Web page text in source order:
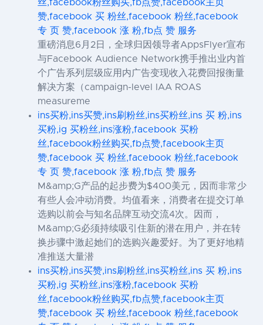
丝,facebook粉丝购买,fb点赞,facebook主页
赞,facebook 买 粉丝,facebook 粉丝,facebook
专 页 赞,facebook 涨 粉,fb点 赞 服务
重磅消息6月2日，全球归因领导者AppsFlyer宣布
与Facebook Audience Network携手推出业内首
个广告系列层级应用内广告变现收入花费回报衡量
解决方案（campaign-level IAA ROAS
measureme
ins买粉,ins买赞,ins刷粉丝,ins买粉丝,ins 买 粉,ins
买粉,ig 买粉丝,ins涨粉,facebook 买粉
丝,facebook粉丝购买,fb点赞,facebook主页
赞,facebook 买 粉丝,facebook 粉丝,facebook
专 页 赞,facebook 涨 粉,fb点 赞 服务
M&amp;G产品的起步费为$400美元，因而非常少
有些人会冲动消费。均值看来，消费者在提交订单
选购以前会与知名品牌互动交流4次。因而，
M&amp;G必须持续吸引住新的潜在用户，并在转
换步骤中激起她们的选购兴趣爱好。为了更好地精
准推送大量潜
ins买粉,ins买赞,ins刷粉丝,ins买粉丝,ins 买 粉,ins
买粉,ig 买粉丝,ins涨粉,facebook 买粉
丝,facebook粉丝购买,fb点赞,facebook主页
赞,facebook 买 粉丝,facebook 粉丝,facebook